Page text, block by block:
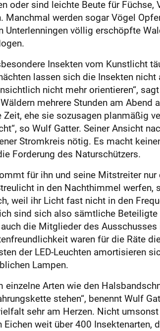
oder sind leichte Beute für
Manchmal werden sogar Vögel
Unterlenningen völlig erschöpfte
Insekten vom Kunstlicht
lassen sich die Insekten
nicht mehr orientieren“,
mehrere Stunden am
Zeit, ehe sie sozusagen planmäßig
so Wulf Gatter. Seiner Ansicht
Stromkreis nötig. Es macht
Forderung des Naturschützers.
für ihn und seine Mitstreiter nur
in den Nachthimmel werfen,
weil ihr Licht fast nicht in den
sind sich also sämtliche
die Mitglieder des
waren für die Räte
der LED-Leuchten amortisieren
Lampen.
einzelne Arten wie den
stehen“, benennt Wulf
sehr am Herzen. Nicht
Eichen weit über 400